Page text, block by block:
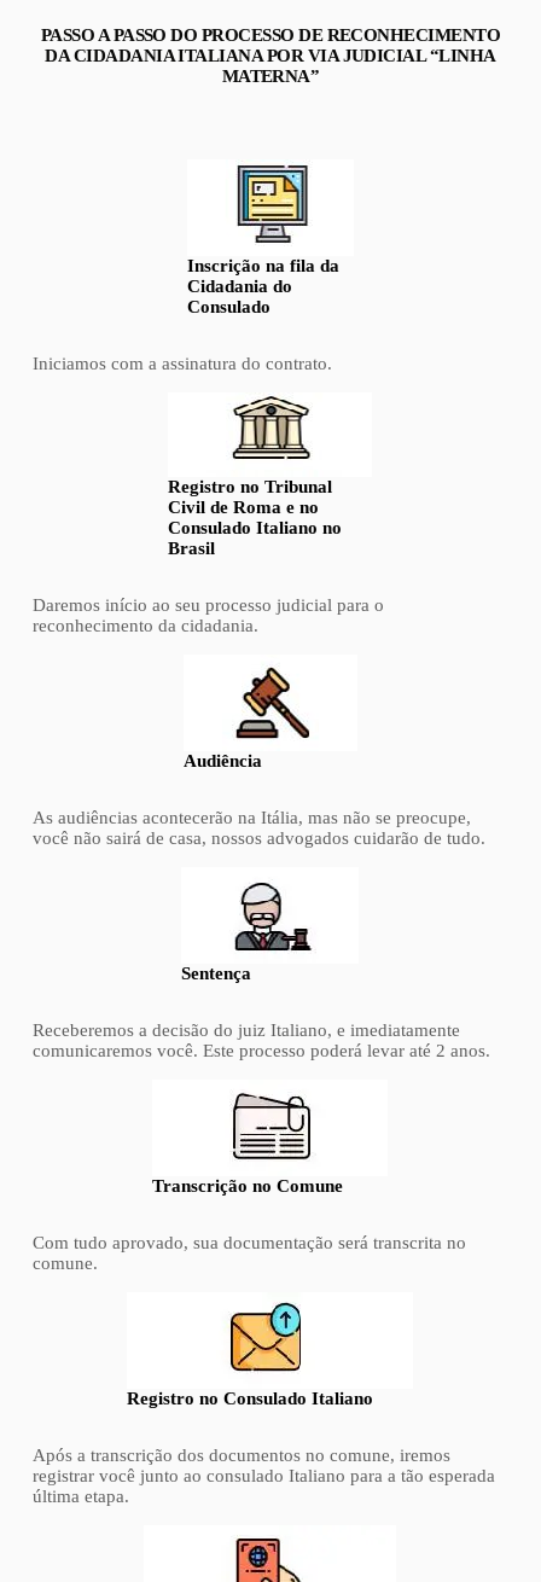
PASSO A PASSO DO PROCESSO DE RECONHECIMENTO
DA CIDADANIA ITALIANA POR VIA JUDICIAL “LINHA
MATERNA”
Inscrição na fila da
Cidadania do
Consulado
Iniciamos com a assinatura do contrato.
Registro no Tribunal
Civil de Roma e no
Consulado Italiano no
Brasil
Daremos início ao seu processo judicial para o
reconhecimento da cidadania.
Audiência
As audiências acontecerão na Itália, mas não se preocupe,
você não sairá de casa, nossos advogados cuidarão de tudo.
Sentença
Receberemos a decisão do juiz Italiano, e imediatamente
comunicaremos você. Este processo poderá levar até 2 anos.
Transcrição no Comune
Com tudo aprovado, sua documentação será transcrita no
comune.
Registro no Consulado Italiano
Após a transcrição dos documentos no comune, iremos
registrar você junto ao consulado Italiano para a tão esperada
última etapa.